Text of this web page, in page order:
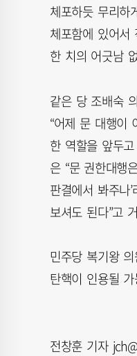
체포하듯 무리하
체포함에 있어서
한 치의 어긋남
같은 당 조배숙
“어제 문 대행이
한 역할을 앞두
은 “문 권한대행
판결에서 봐주나
보셔도 된다”고
민주당 복기왕
탄핵이 인용될
전창훈 기자